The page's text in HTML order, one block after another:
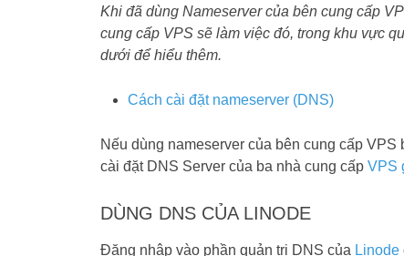
Khi đã dùng Nameserver của bên cung cấp
cung cấp VPS sẽ làm việc đó, trong khu vực
dưới để hiểu thêm.
Cách cài đặt nameserver (DNS)
Nếu dùng nameserver của bên cung cấp
cài đặt DNS Server của ba nhà cung cấp VPS
DÙNG DNS CỦA LINODE
Đăng nhập vào phần quản trị DNS của Linode